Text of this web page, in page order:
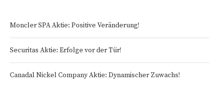
Moncler SPA Aktie: Positive Veränderung!
Securitas Aktie: Erfolge vor der Tür!
Canadal Nickel Company Aktie: Dynamischer Zuwachs!